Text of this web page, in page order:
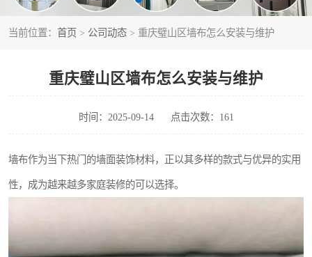
当前位置： 首页 > 公司动态 > 重庆璧山区墙布怎么安装与维护
重庆璧山区墙布怎么安装与维护
时间：2025-09-14 点击次数：161
墙布作为当下热门的墙面装饰材料，正以其多样的款式与优异的实用
性，成为越来越多家庭装修的可以选择。